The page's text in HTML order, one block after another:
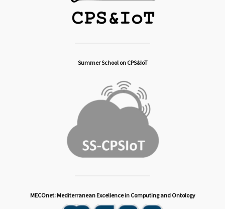
Summer School on CPS&IoT
MECOnet: Mediterranean Excellence in Computing and Ontology